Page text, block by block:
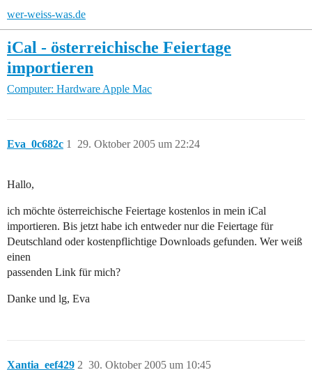
wer-weiss-was.de
iCal - österreichische Feiertage
importieren
Computer: Hardware Apple Mac
Eva_0c682c 29. Oktober 2005 um 22:24
1
Hallo,
ich möchte österreichische Feiertage kostenlos in mein iCal
importieren. Bis jetzt habe ich entweder nur die Feiertage für
Deutschland oder kostenpflichtige Downloads gefunden. Wer weiß
einen
passenden Link für mich?
Danke und lg, Eva
Xantia_eef429 30. Oktober 2005 um 10:45
2